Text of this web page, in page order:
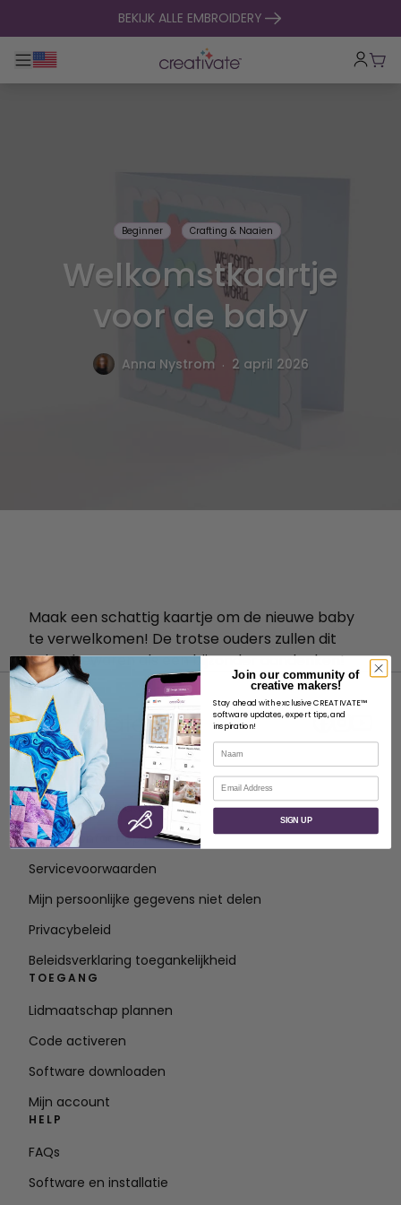
naar inhoud gaanBEKIJK ALLE EMBROIDERY
Toggle hoofdnavigatie
Beginner Crafting & Naaien
Welkomstkaartje
voor de baby
Anna Nystrom . 2 april 2026
Maak een schattig kaartje om de nieuwe baby
te verwelkomen! De trotse ouders zullen dit
zeker bewaren als een bijzonder aandenken!
OVER
Over SVP Wereldwijd
Neem contact op met
Servicevoorwaarden
Mijn persoonlijke gegevens niet delen
Privacybeleid
Beleidsverklaring toegankelijkheid
TOEGANG
Lidmaatschap plannen
Code activeren
Software downloaden
Mijn account
HELP
FAQs
Software en installatie
Join our community of
creative makers!
Stay ahead with exclusive CREATIVATE™
software updates, expert tips, and
inspiration!
Naam
E-mail
SIGN UP